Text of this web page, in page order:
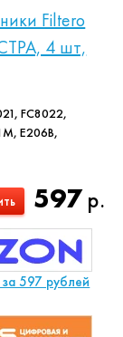
Filtero
4 шт,
FC8022,
E206B,
597р.
за 597 рублей